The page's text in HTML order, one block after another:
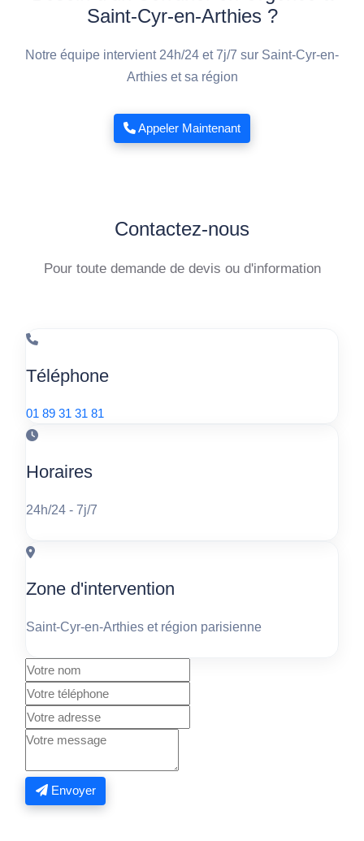
Saint-Cyr-en-Arthies ?
Notre équipe intervient 24h/24 et 7j/7 sur Saint-Cyr-en-
Arthies et sa région
Appeler Maintenant
Contactez-nous
Pour toute demande de devis ou d'information
Téléphone
01 89 31 31 81
Horaires
24h/24 - 7j/7
Zone d'intervention
Saint-Cyr-en-Arthies et région parisienne
Envoyer